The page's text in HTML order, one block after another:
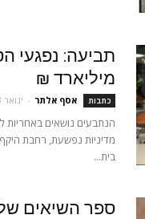
מיליארד ₪
כתבות אסף אלתר - ינואר 3, 2021
הנתבעים נושאים באחריות
מדיניות נפשעת, רחבת
בית...
ספר השיאים